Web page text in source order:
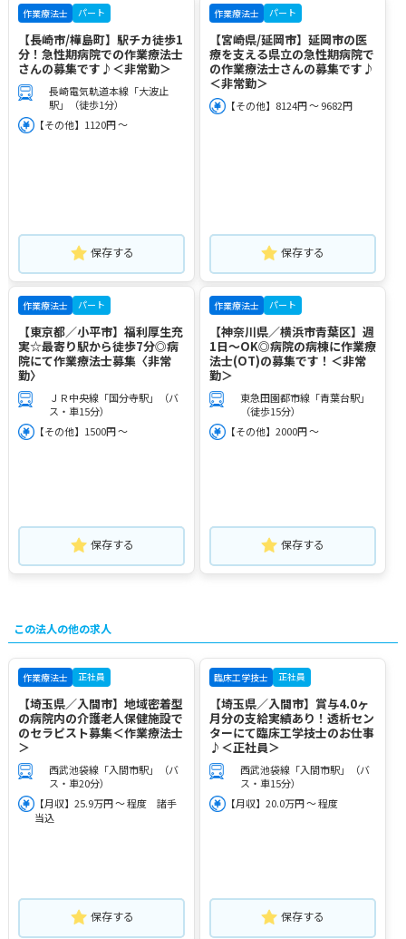
作業療法士 パート
【長崎市/樺島町】駅チカ徒歩1
分！急性期病院での作業療法士
さんの募集です♪＜非常勤＞
長崎電気軌道本線「大波止
駅」（徒歩1分）
【その他】1120円 ～
保存する
作業療法士 パート
【宮崎県/延岡市】延岡市の医
療を支える県立の急性期病院で
の作業療法士さんの募集です♪
＜非常勤＞
【その他】8124円 ～ 9682円
保存する
作業療法士 パート
【東京都／小平市】福利厚生充
実☆最寄り駅から徒歩7分◎病
院にて作業療法士募集〈非常
勤〉
ＪＲ中央線「国分寺駅」（バ
ス・車15分）
【その他】1500円 ～
保存する
作業療法士 パート
【神奈川県／横浜市青葉区】週
1日～OK◎病院の病棟に作業療
法士(OT)の募集です！＜非常
勤＞
東急田園都市線「青葉台駅」
（徒歩15分）
【その他】2000円 ～
保存する
この法人の他の求人
作業療法士 正社員
【埼玉県／入間市】地域密着型
の病院内の介護老人保健施設で
のセラピスト募集＜作業療法士
＞
西武池袋線「入間市駅」（バ
ス・車20分）
【月収】25.9万円 ～ 程度 諸手
当込
保存する
臨床工学技士 正社員
【埼玉県／入間市】賞与4.0ヶ
月分の支給実績あり！透析セン
ターにて臨床工学技士のお仕事
♪＜正社員＞
西武池袋線「入間市駅」（バ
ス・車15分）
【月収】20.0万円 ～ 程度
保存する